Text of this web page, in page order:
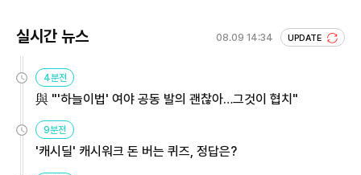
실시간 뉴스 08.09 14:34 UPDATE
4분전
與 "'하늘이법' 여야 공동 발의 괜찮아…그것이 협치"
9분전
'캐시딜' 캐시워크 돈 버는 퀴즈, 정답은?